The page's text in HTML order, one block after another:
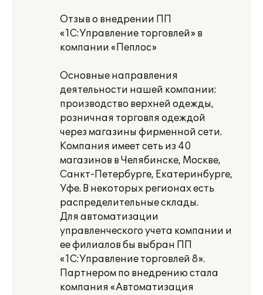
Отзыв о внедрении ПП
«1С:Управление торговлей» в
компании «Пеплос»
Основные направления
деятельности нашей компании:
производство верхней одежды,
розничная торговля одеждой
через магазины фирменной сети.
Компания имеет сеть из 40
магазинов в Челябинске, Москве,
Санкт-Петербурге, Екатеринбурге,
Уфе. В некоторых регионах есть
распределительные склады.
Для автоматизации
управленческого учета компании и
ее филиалов бы выбран ПП
«1С:Управление торговлей 8».
Партнером по внедрению стала
компания «Автоматизация